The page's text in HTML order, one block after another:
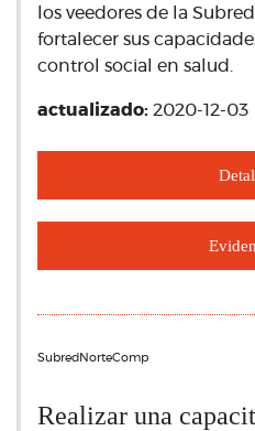
los veedores de la
fortalecer sus
control social en salud.
actualizado: 2020-12-03
SubredNorteComp
Realizar una